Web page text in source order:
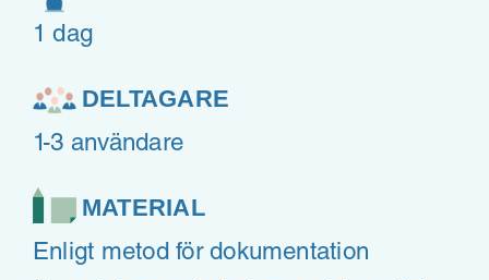
1 dag
DELTAGARE
1-3 användare
MATERIAL
Enligt metod för dokumentation